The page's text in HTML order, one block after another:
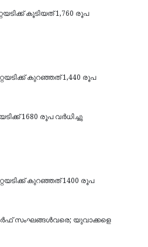
കൂടിയത് 1,760 രൂപ
കുറഞ്ഞത് 1,440 രൂപ
1680 രൂപ വര്‍ധിച്ചു
കുറഞ്ഞത് 1400 രൂപ
സംഘങ്ങൾവരെ; യുവാക്കളെ